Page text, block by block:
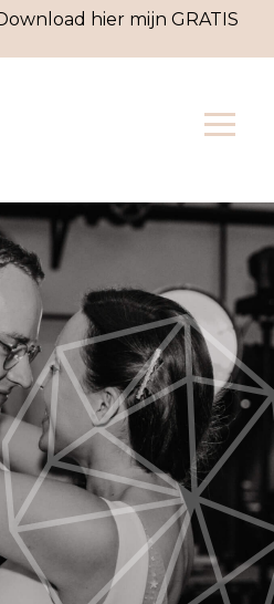
hier mijn GRATIS